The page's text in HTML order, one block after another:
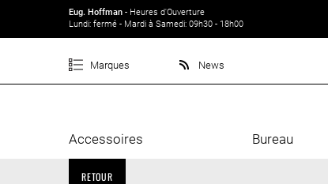
Eug. Hoffman - Heures d'Ouverture
Lundi: fermé - Mardi à Samedi: 09h30 - 18h00
Marques News
Accessoires Bureau
RETOUR